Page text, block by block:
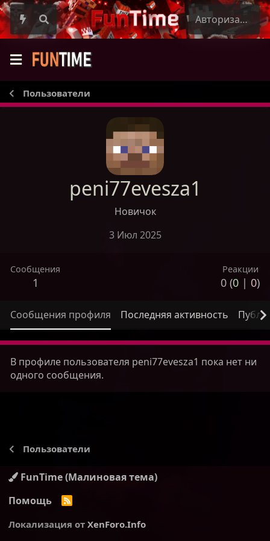
Авторизация
Пользователи
3 Июл 2025
peni77evesza1
Новичок
Сообщения
1
Реакции
0 (0 | 0)
Сообщения профиля Последняя активность
В профиле пользователя peni77evesza1 пока нет ни
одного сообщения.
Пользователи
FunTime (Малиновая тема)
Помощь
R
S
Локализация от XenForo.Info